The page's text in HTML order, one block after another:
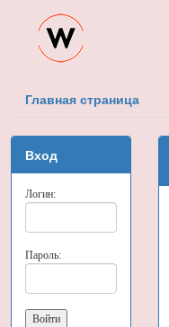
Главная страница
Вход
Логин:
Пароль: